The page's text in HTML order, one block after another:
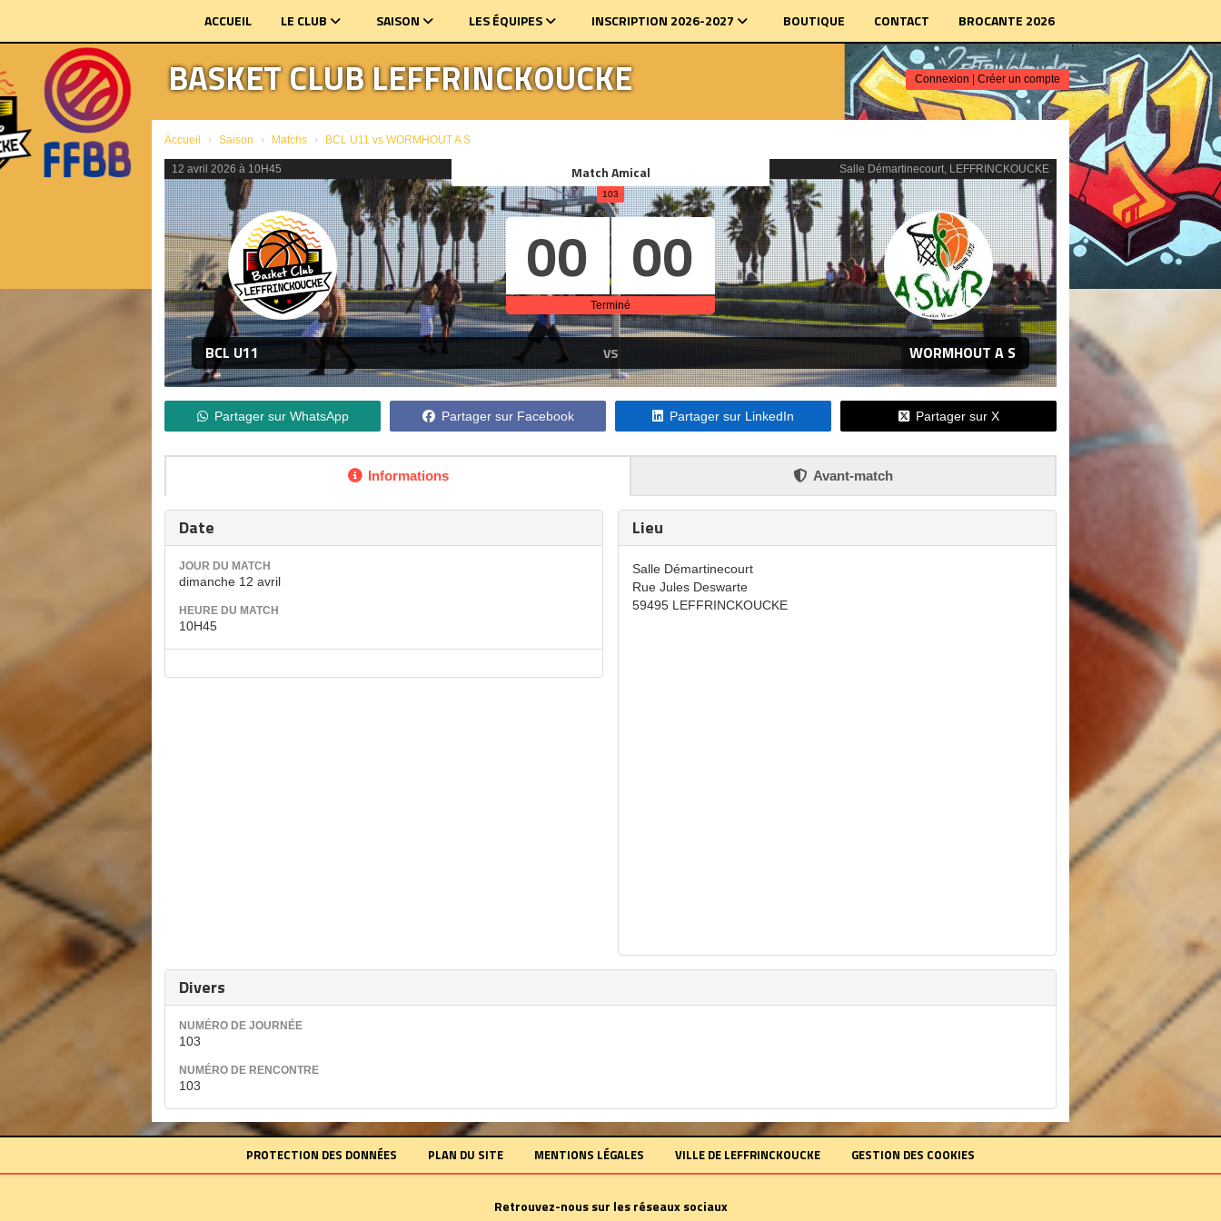
ACCUEIL LE CLUB SAISON LES ÉQUIPES INSCRIPTION 2026-2027 BOUTIQUE CONTACT BROCANTE 2026
Connexion Créer un compte
BASKET CLUB LEFFRINCKOUCKE
Accueil Saison Matchs BCL U11 vs WORMHOUT A S
12 avril 2026 à 10H45 Salle Démartinecourt, LEFFRINCKOUCKE
Match Amical
103
00 00
Terminé
BCL U11 VS WORMHOUT A S
Partager sur WhatsApp Partager sur Facebook Partager sur LinkedIn Partager sur X
Informations Avant-match
Date
JOUR DU MATCH
dimanche 12 avril
HEURE DU MATCH
10H45
Lieu
Salle Démartinecourt
Rue Jules Deswarte
59495 LEFFRINCKOUCKE
Divers
NUMÉRO DE JOURNÉE
103
NUMÉRO DE RENCONTRE
103
PROTECTION DES DONNÉES PLAN DU SITE MENTIONS LÉGALES VILLE DE LEFFRINCKOUCKE GESTION DES COOKIES
Retrouvez-nous sur les réseaux sociaux